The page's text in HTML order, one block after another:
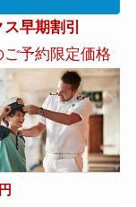
早期割引
予約限定価格